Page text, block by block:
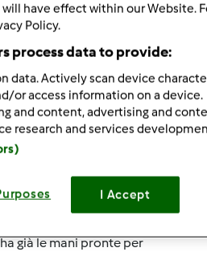
In cima
per poter commentare
Iscritto : 13.12.2008
già le mani pronte per
will have effect within our Website.
Policy.
process data to provide:
data. Actively scan device
or access information on a device.
and content, advertising and
research and services
I Accept